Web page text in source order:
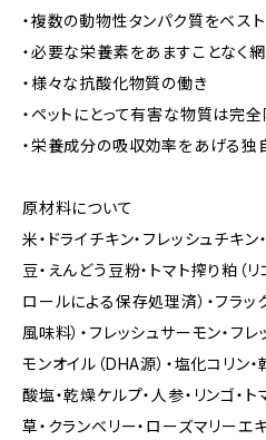
・複数の動物性タンパク質をベス
・必要な栄養素をあますことなく
・様々な抗酸化物質の働き
・ペットにとって有害な物質は完
・栄養成分の吸収効率をあげる独
原材料について
米・ドライチキン・フレッシュチキ
豆・えんどう豆粉・トマト搾り粕（
ロールによる保存処理済）・フラッ
風味料）・フレッシュサーモン・フ
モンオイル（DHA源）・塩化コリン
酸塩・乾燥ケルプ・人参・リンゴ・
草・クランベリー・ローズマリーエ